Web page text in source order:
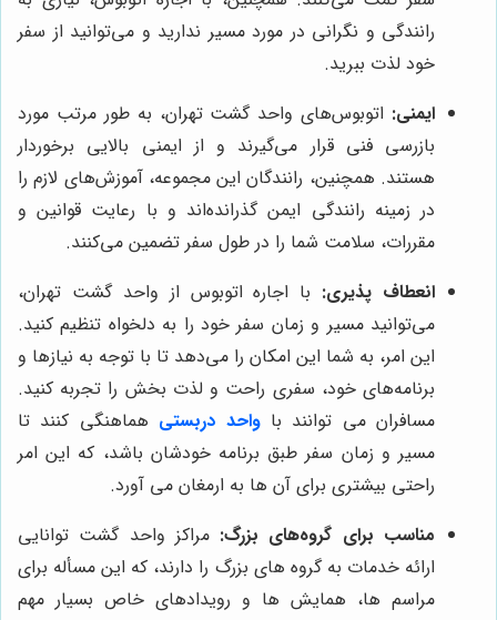
رانندگی و نگرانی در مورد مسیر ندارید و می‌توانید از سفر
خود لذت ببرید.
ایمنی: اتوبوس‌های واحد گشت تهران، به طور مرتب مورد
بازرسی فنی قرار می‌گیرند و از ایمنی بالایی برخوردار
هستند. همچنین، رانندگان این مجموعه، آموزش‌های لازم را
در زمینه رانندگی ایمن گذرانده‌اند و با رعایت قوانین و
مقررات، سلامت شما را در طول سفر تضمین می‌کنند.
انعطاف پذیری: با اجاره اتوبوس از واحد گشت تهران،
می‌توانید مسیر و زمان سفر خود را به دلخواه تنظیم کنید.
این امر، به شما این امکان را می‌دهد تا با توجه به نیازها و
برنامه‌های خود، سفری راحت و لذت بخش را تجربه کنید.
مسافران می توانند باواحد دربستی هماهنگی کنند تا
مسیر و زمان سفر طبق برنامه خودشان باشد، که این امر
راحتی بیشتری برای آن ها به ارمغان می آورد.
مناسب برای گروه‌های بزرگ: مراکز واحد گشت توانایی
ارائه خدمات به گروه های بزرگ را دارند، که این مسأله برای
مراسم ها، همایش ها و رویدادهای خاص بسیار مهم